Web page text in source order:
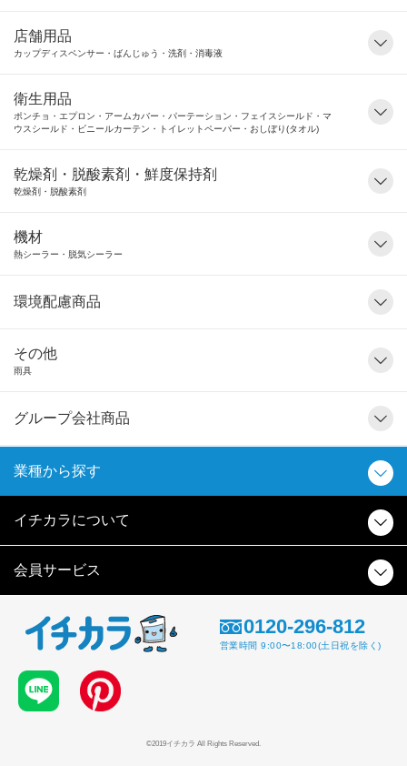
店舗用品
カップディスペンサー・ばんじゅう・洗剤・消毒液
衛生用品
ポンチョ・エプロン・アームカバー・パーテーション・フェイスシールド・マ
ウスシールド・ビニールカーテン・トイレットペーパー・おしぼり(タオル)
乾燥剤・脱酸素剤・鮮度保持剤
乾燥剤・脱酸素剤
機材
熱シーラー・脱気シーラー
環境配慮商品
その他
雨具
グループ会社商品
業種から探す
イチカラについて
会員サービス
0120-296-812
営業時間 9:00〜18:00(土日祝を除く)
©2019イチカラ All Rights Reserved.